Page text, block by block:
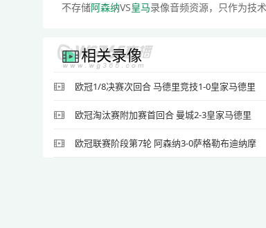
不存储阿森纳VS皇马录像音频资源，只作为技
相关录像
欧冠1/8决赛次回合 马德里竞技1-0皇家马德里
欧冠淘汰赛附加赛首回合 曼城2-3皇家马德里
欧冠联赛阶段第7轮 阿森纳3-0萨格勒布迪纳摩